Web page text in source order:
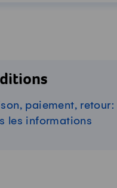
paiement, retour:
les informations